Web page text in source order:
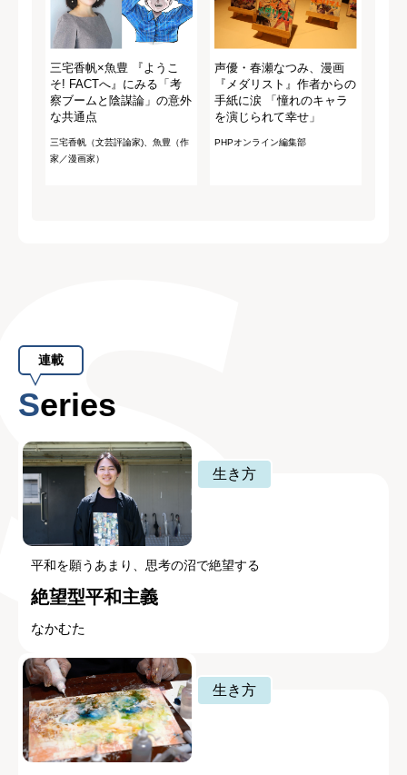
三宅香帆×魚豊 『ようこ
そ! FACTへ』にみる「考
察ブームと陰謀論」の意外
な共通点
三宅香帆（文芸評論家)、魚豊（作
家／漫画家）
声優・春瀬なつみ、漫画
『メダリスト』作者からの
手紙に涙 「憧れのキャラ
を演じられて幸せ」
PHPオンライン編集部
連載
Series
生き方
平和を願うあまり、思考の沼で絶望する
絶望型平和主義
なかむた
生き方